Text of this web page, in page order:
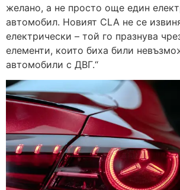
желано, а не просто още един
автомобил. Новият CLA не се
електрически – той го празнува
елементи, които биха били
автомобили с ДВГ.“